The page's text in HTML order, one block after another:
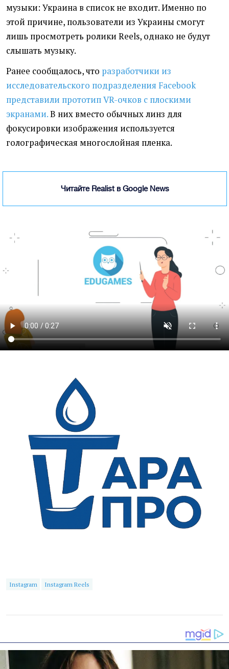
музыки: Украина в список не входит. Именно по
этой причине, пользователи из Украины смогут
лишь просмотреть ролики Reels, однако не будут
слышать музыку.
Ранее сообщалось, что разработчики из
исследовательского подразделения Facebook
представили прототип VR-очков с плоскими
экранами.В них вместо обычных линз для
фокусировки изображения используется
голографическая многослойная пленка.
Читайте Realist в Google News
Instagram Instagram Reels